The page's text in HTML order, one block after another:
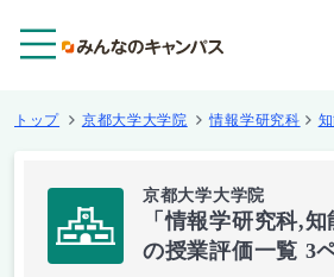
トップ 京都大学大学院 情報学研究科
京都大学大学院
「情報学研究科,知
の授業評価一覧 3